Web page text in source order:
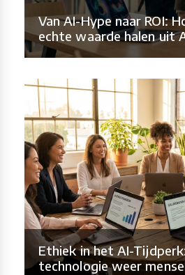
Van AI-Hype naar ROI:
echte waarde halen uit
Ethiek in het AI-
technologie weer